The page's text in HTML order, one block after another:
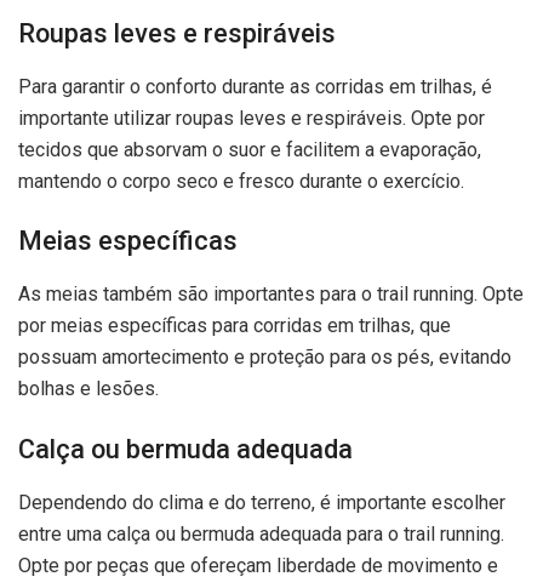
Roupas leves e respiráveis
Para garantir o conforto durante as corridas em trilhas, é
importante utilizar roupas leves e respiráveis. Opte por
tecidos que absorvam o suor e facilitem a evaporação,
mantendo o corpo seco e fresco durante o exercício.
Meias específicas
As meias também são importantes para o trail running. Opte
por meias específicas para corridas em trilhas, que
possuam amortecimento e proteção para os pés, evitando
bolhas e lesões.
Calça ou bermuda adequada
Dependendo do clima e do terreno, é importante escolher
entre uma calça ou bermuda adequada para o trail running.
Opte por peças que ofereçam liberdade de movimento e